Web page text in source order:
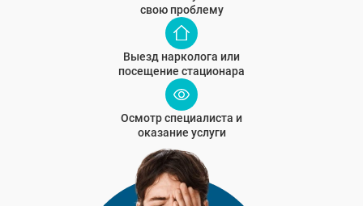
свою проблему
Выезд нарколога или
посещение стационара
Осмотр специалиста и
оказание услуги